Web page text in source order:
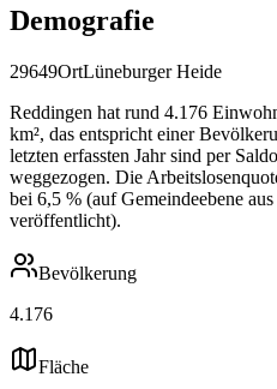
Demografie
29649OrtLüneburger Heide
Reddingen hat rund 4.176
km², das entspricht einer
letzten erfassten Jahr sind per
weggezogen. Die
bei 6,5 % (auf Gemeindeebene
veröffentlicht).
Bevölkerung
4.176
Fläche